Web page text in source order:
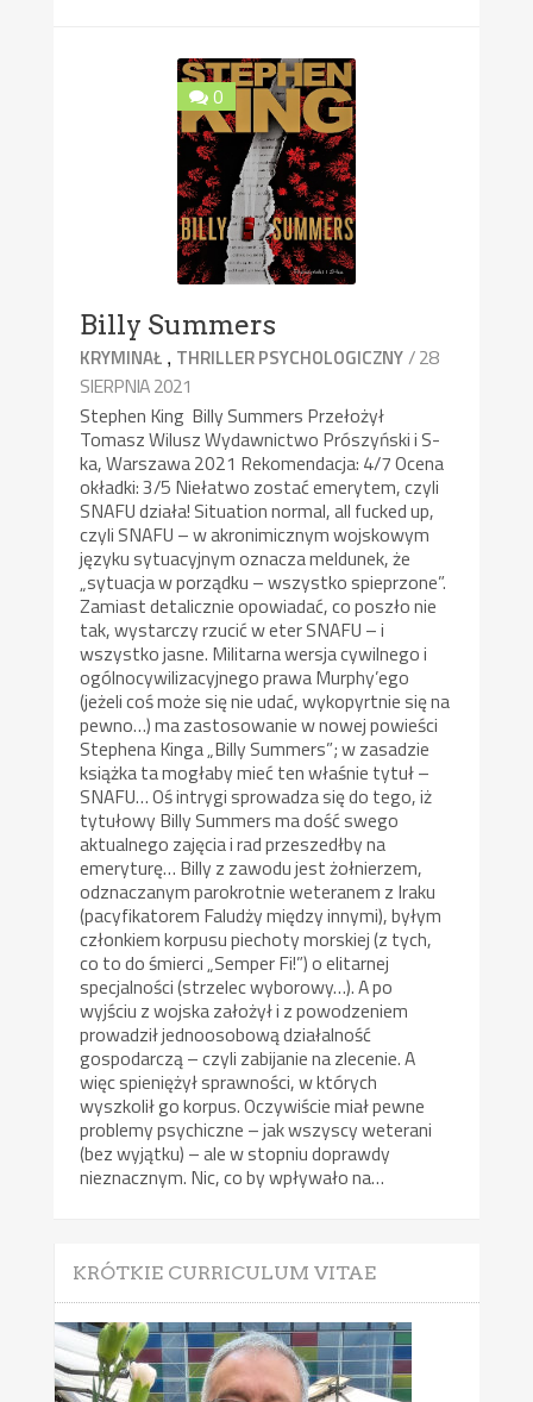
0
Billy Summers
KRYMINAŁ , THRILLER PSYCHOLOGICZNY/ 28
SIERPNIA 2021
Stephen King Billy Summers Przełożył
Tomasz Wilusz Wydawnictwo Prószyński i S-
ka, Warszawa 2021 Rekomendacja: 4/7 Ocena
okładki: 3/5 Niełatwo zostać emerytem, czyli
SNAFU działa! Situation normal, all fucked up,
czyli SNAFU – w akronimicznym wojskowym
języku sytuacyjnym oznacza meldunek, że
„sytuacja w porządku – wszystko spieprzone”.
Zamiast detalicznie opowiadać, co poszło nie
tak, wystarczy rzucić w eter SNAFU – i
wszystko jasne. Militarna wersja cywilnego i
ogólnocywilizacyjnego prawa Murphy’ego
(jeżeli coś może się nie udać, wykopyrtnie się na
pewno…) ma zastosowanie w nowej powieści
Stephena Kinga „Billy Summers”; w zasadzie
książka ta mogłaby mieć ten właśnie tytuł –
SNAFU… Oś intrygi sprowadza się do tego, iż
tytułowy Billy Summers ma dość swego
aktualnego zajęcia i rad przeszedłby na
emeryturę… Billy z zawodu jest żołnierzem,
odznaczanym parokrotnie weteranem z Iraku
(pacyfikatorem Faludży między innymi), byłym
członkiem korpusu piechoty morskiej (z tych,
co to do śmierci „Semper Fi!”) o elitarnej
specjalności (strzelec wyborowy…). A po
wyjściu z wojska założył i z powodzeniem
prowadził jednoosobową działalność
gospodarczą – czyli zabijanie na zlecenie. A
więc spieniężył sprawności, w których
wyszkolił go korpus. Oczywiście miał pewne
problemy psychiczne – jak wszyscy weterani
(bez wyjątku) – ale w stopniu doprawdy
nieznacznym. Nic, co by wpływało na…
KRÓTKIE CURRICULUM VITAE